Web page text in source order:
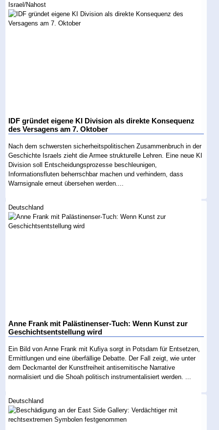
Israel/Nahost
IDF gründet eigene KI Division als direkte Konsequenz
des Versagens am 7. Oktober
Nach dem schwersten sicherheitspolitischen Zusammenbruch in der
Geschichte Israels zieht die Armee strukturelle Lehren. Eine neue KI
Division soll Entscheidungsprozesse beschleunigen,
Informationsfluten beherrschbar machen und verhindern, dass
Warnsignale erneut übersehen werden....
Deutschland
Anne Frank mit Palästinenser-Tuch: Wenn Kunst zur
Geschichtsentstellung wird
Ein Bild von Anne Frank mit Kufiya sorgt in Potsdam für Entsetzen,
Ermittlungen und eine überfällige Debatte. Der Fall zeigt, wie unter
dem Deckmantel der Kunstfreiheit antisemitische Narrative
normalisiert und die Shoah politisch instrumentalisiert werden. ...
Deutschland